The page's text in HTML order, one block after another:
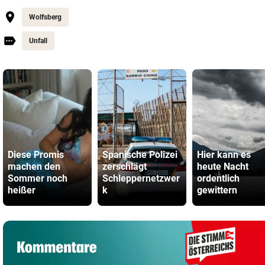
Wolfsberg
Unfall
Diese Promis
machen den
Sommer noch
heißer
Spanische Polizei
zerschlägt
Schleppernetzwer
k
Hier kann es
heute Nacht
ordentlich
gewittern